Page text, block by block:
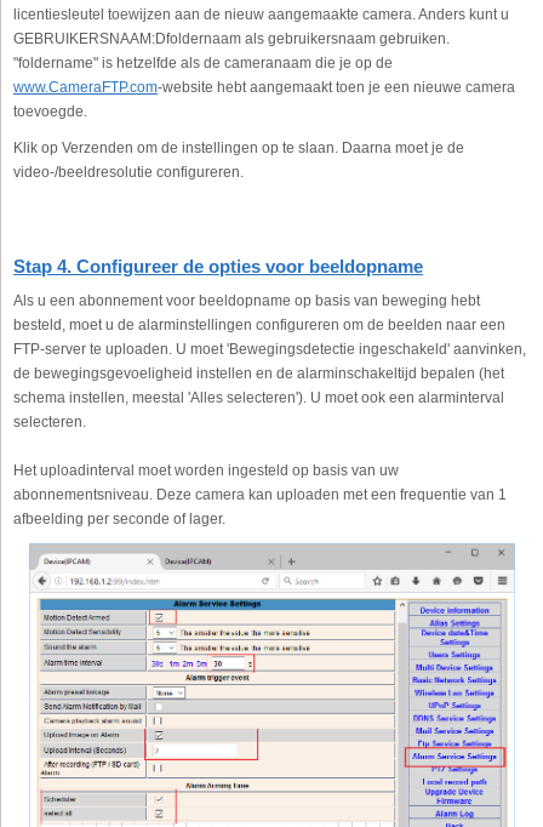
licentiesleutel toewijzen aan de nieuw aangemaakte camera. Anders kunt u
GEBRUIKERSNAAM:Dfoldernaam als gebruikersnaam gebruiken.
"foldername" is hetzelfde als de cameranaam die je op de
www.CameraFTP.com-website hebt aangemaakt toen je een nieuwe camera
toevoegde.
Klik op Verzenden om de instellingen op te slaan. Daarna moet je de
video-/beeldresolutie configureren.
Stap 4. Configureer de opties voor beeldopname
Als u een abonnement voor beeldopname op basis van beweging hebt
besteld, moet u de alarminstellingen configureren om de beelden naar een
FTP-server te uploaden. U moet 'Bewegingsdetectie ingeschakeld' aanvinken,
de bewegingsgevoeligheid instellen en de alarminschakeltijd bepalen (het
schema instellen, meestal 'Alles selecteren'). U moet ook een alarminterval
selecteren.
Het uploadinterval moet worden ingesteld op basis van uw
abonnementsniveau. Deze camera kan uploaden met een frequentie van 1
afbeelding per seconde of lager.